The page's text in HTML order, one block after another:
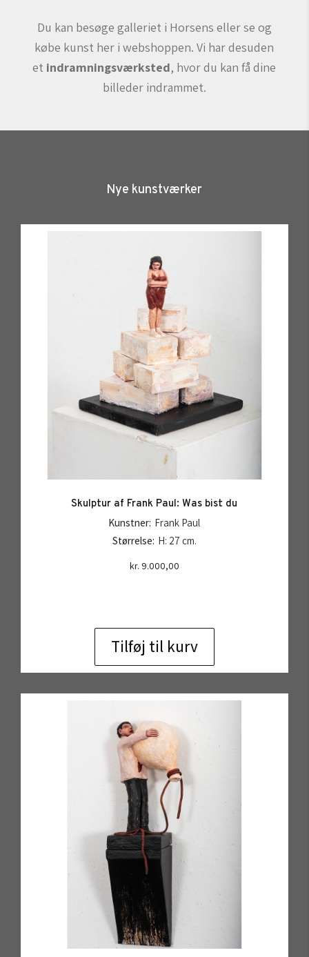
Du kan besøge galleriet i Horsens eller se og
købe kunst her i webshoppen. Vi har desuden
et indramningsværksted, hvor du kan få dine
billeder indrammet.
Nye kunstværker
Skulptur af Frank Paul: Was bist du
Kunstner: Frank Paul
Størrelse: H: 27 cm.
kr. 9.000,00
Tilføj til kurv